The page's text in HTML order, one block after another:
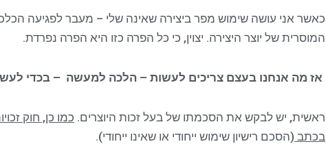
כאשר אני עושה שימוש מפר ביצירה שאינה שלי – מעבר לפגיעה
המוסרית של יוצר היצירה. יצוין, כי כל הפרה כזו היא הפרה נפרדת.
אז מה אנחנו בעצם צריכים לעשות – הלכה למעשה – בכדי
ראשית, יש לבקש את הסכמתו של בעל זכות היוצרים. כמו כן, חוק
בכתב (הסכם רישיון שימוש ייחודי או שאינו ייחודי).